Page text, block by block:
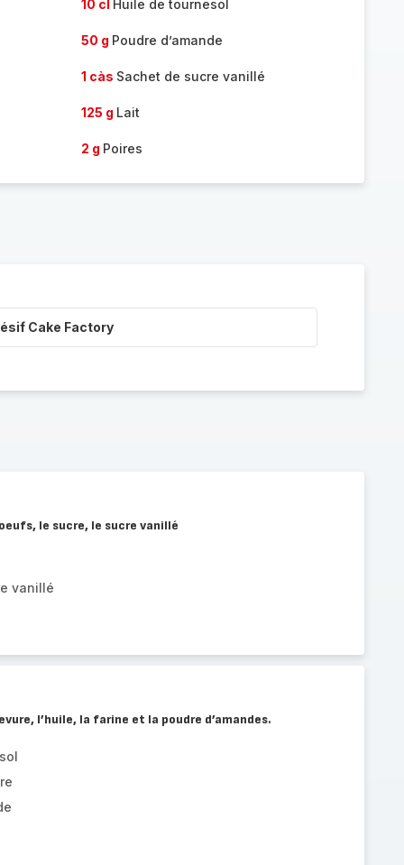
10 cl Huile de tournesol
50 g Poudre d’amande
1 càs Sachet de sucre vanillé
125 g Lait
2 g Poires
Cake Factory
le sucre, le sucre vanillé
vanillé
l’huile, la farine et la poudre d’amandes.